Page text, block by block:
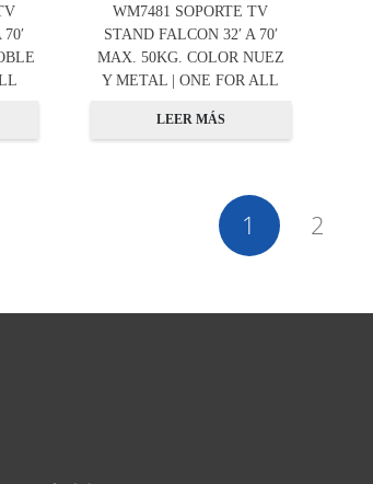
WM7481 SOPORTE TV
STAND FALCON 32′ A 70′
MAX. 50KG. COLOR NUEZ
Y METAL | ONE FOR ALL
LEER MÁS
1 2